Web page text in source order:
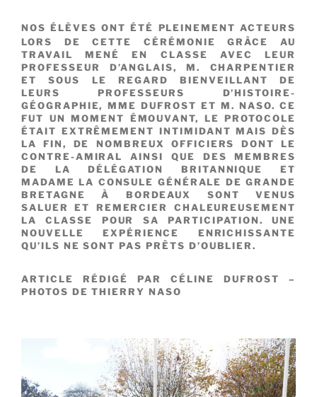
NOS ÉLÈVES ONT ÉTÉ PLEINEMENT ACTEURS
LORS DE CETTE CÉRÉMONIE GRÂCE AU
TRAVAIL MENÉ EN CLASSE AVEC LEUR
PROFESSEUR D’ANGLAIS, M. CHARPENTIER
ET SOUS LE REGARD BIENVEILLANT DE
LEURS PROFESSEURS D’HISTOIRE-
GÉOGRAPHIE, MME DUFROST ET M. NASO. CE
FUT UN MOMENT ÉMOUVANT, LE PROTOCOLE
ÉTAIT EXTRÊMEMENT INTIMIDANT MAIS DÈS
LA FIN, DE NOMBREUX OFFICIERS DONT LE
CONTRE-AMIRAL AINSI QUE DES MEMBRES
DE LA DÉLÉGATION BRITANNIQUE ET
MADAME LA CONSULE GÉNÉRALE DE GRANDE
BRETAGNE À BORDEAUX SONT VENUS
SALUER ET REMERCIER CHALEUREUSEMENT
LA CLASSE POUR SA PARTICIPATION. UNE
NOUVELLE EXPÉRIENCE ENRICHISSANTE
QU’ILS NE SONT PAS PRÊTS D’OUBLIER.
ARTICLE RÉDIGÉ PAR CÉLINE DUFROST –
PHOTOS DE THIERRY NASO